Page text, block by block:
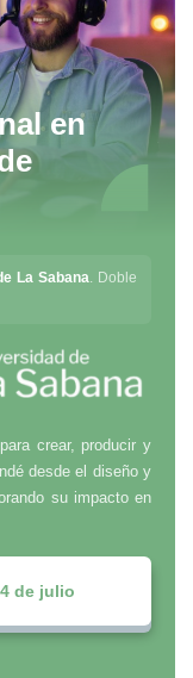
en
La Sabana. Doble
crear, producir y
desde el diseño y
su impacto en
de julio